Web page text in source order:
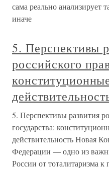
сама реально анализирует
иначе
5. Перспективы
российского
5. Перспективы развития
государства:
действительность Новая
Федерации — одно из
России от тоталитаризма